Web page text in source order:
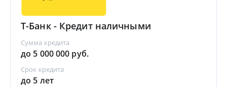
Т-Банк - Кредит наличными
Сумма кредита
до 5 000 000 руб.
Срок кредита
до 5 лет